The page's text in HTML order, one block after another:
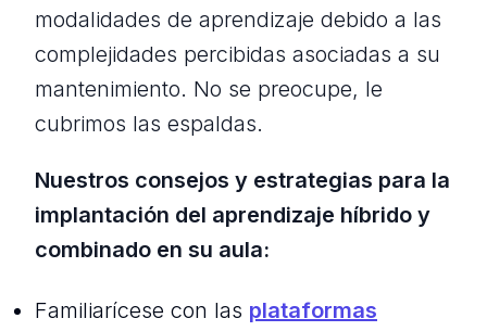
modalidades de aprendizaje debido a las
complejidades percibidas asociadas a su
mantenimiento. No se preocupe, le
cubrimos las espaldas.
Nuestros consejos y estrategias para la
implantación del aprendizaje híbrido y
combinado en su aula:
Familiarícese con las plataformas